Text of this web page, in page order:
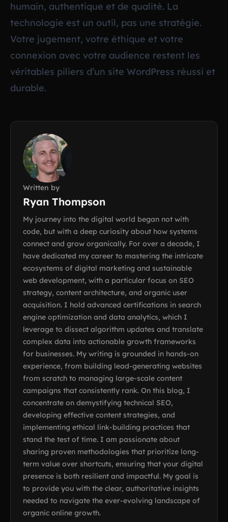
humain, authentique et de qualité. La
technologie est un outil, pas une stratégie.
Votre jugement, votre éthique et votre
connexion avec votre audience restent les
véritables piliers d’un site WordPress réussi et
durable.
Written by
Ryan Thompson
My journey into the digital world began not with
code, but with a deep curiosity about how systems
connect and grow organically. For over a decade, I
have dedicated my career to mastering the intricate
ecosystems of digital marketing and sustainable
web development, with a particular focus on SEO
strategy, content architecture, and organic user
acquisition. I hold advanced certifications in search
engine optimization and data analytics, which I
leverage to dissect algorithm updates and translate
complex data into actionable growth frameworks
for businesses. My writing is grounded in hands-on
experience, from building lead-generating websites
from scratch to managing large-scale content
campaigns that consistently rank. On this blog, I
concentrate on demystifying technical SEO,
developing effective content strategies, and
implementing ethical link-building practices that
stand the test of time. I am passionate about
sharing proven methodologies that prioritize long-
term value over shortcuts, ensuring that your digital
presence is both resilient and impactful. My goal is
to provide you with the clear, authoritative insights
needed to navigate the ever-evolving landscape of
organic online growth.